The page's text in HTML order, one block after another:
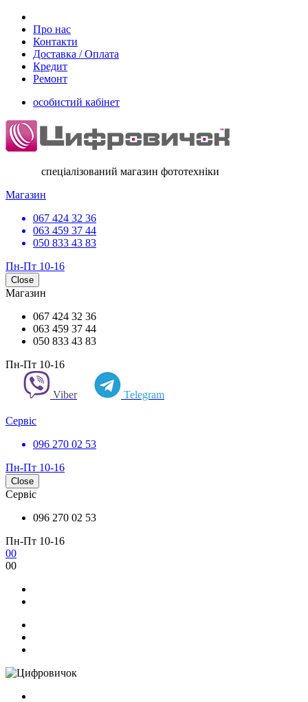
Про нас
Контакти
Доставка / Оплата
Кредит
Ремонт
особистий кабінет
спеціалізований магазин фототехніки
Магазин
067 424 32 36
063 459 37 44
050 833 43 83
Пн-Пт 10-16
Close
Магазин
067 424 32 36
063 459 37 44
050 833 43 83
Пн-Пт 10-16
Viber Telegram
Сервіс
096 270 02 53
Пн-Пт 10-16
Close
Сервіс
096 270 02 53
Пн-Пт 10-16
00
00